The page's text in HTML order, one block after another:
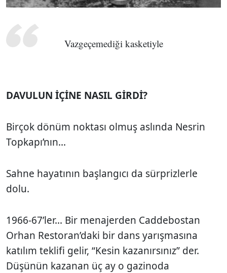
Vazgeçemediği kasketiyle
DAVULUN İÇİNE NASIL GİRDİ?
Birçok dönüm noktası olmuş aslında Nesrin
Topkapı’nın...
Sahne hayatının başlangıcı da sürprizlerle
dolu.
1966-67’ler... Bir menajerden Caddebostan
Orhan Restoran’daki bir dans yarışmasına
katılım teklifi gelir, “Kesin kazanırsınız” der.
Düşünün kazanan üç ay o gazinoda